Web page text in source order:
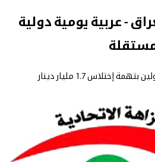
- عربية يومية دولية